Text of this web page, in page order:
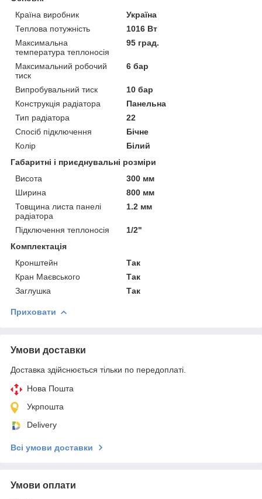
Країна виробник
Україна
Теплова потужність
1016 Вт
Максимальна
температура теплоносія
95 град.
Максимальний робочий
тиск
6 бар
Випробувальний тиск
10 бар
Конструкція радіатора
Панельна
Тип радіатора
22
Спосіб підключення
Бічне
Колір
Білий
Габаритні і приєднувальні розміри
Висота
300 мм
Ширина
800 мм
Товщина листа панелі
радіатора
1.2 мм
Підключення теплоносія
1/2"
Комплектація
Кронштейн
Так
Кран Маєвського
Так
Заглушка
Так
Приховати
Умови доставки
Доставка здійснюється тільки по передоплаті.
Нова Пошта
Укрпошта
Delivery
Всі умови доставки
Умови оплати